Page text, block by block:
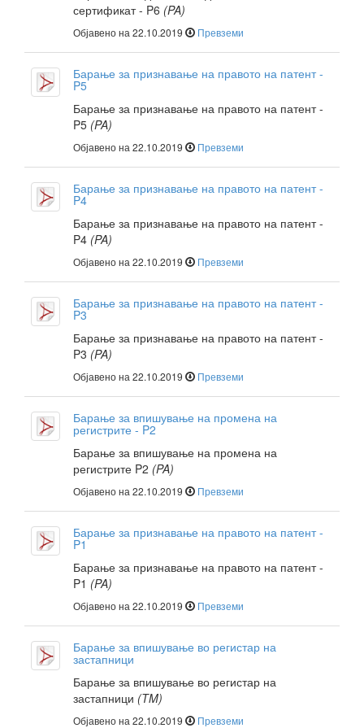
сертификат - P6 (PA)
Објавено на 22.10.2019 Превземи
Барање за признавање на правото на патент -
P5
Барање за признавање на правото на патент -
P5 (PA)
Објавено на 22.10.2019 Превземи
Барање за признавање на правото на патент -
P4
Барање за признавање на правото на патент -
P4 (PA)
Објавено на 22.10.2019 Превземи
Барање за признавање на правото на патент -
P3
Барање за признавање на правото на патент -
P3 (PA)
Објавено на 22.10.2019 Превземи
Барање за впишување на промена на
регистрите - P2
Барање за впишување на промена на
регистрите P2 (PA)
Објавено на 22.10.2019 Превземи
Барање за признавање на правото на патент -
P1
Барање за признавање на правото на патент -
P1 (PA)
Објавено на 22.10.2019 Превземи
Барање за впишување во регистар на
застапници
Барање за впишување во регистар на
застапници (TM)
Објавено на 22.10.2019 Превземи